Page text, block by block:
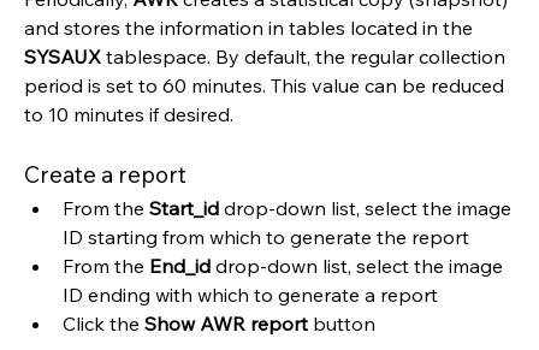
SYSAUX tablespace. By default, the regular collection
period is set to 60 minutes. This value can be reduced
to 10 minutes if desired.
Create a report
From the Start_id drop-down list, select the image
ID starting from which to generate the report
From the End_id drop-down list, select the image
ID ending with which to generate a report
Click the Show AWR report button